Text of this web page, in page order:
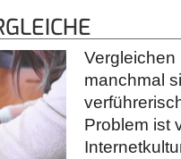
Vergleichen
manchmal
Problem ist